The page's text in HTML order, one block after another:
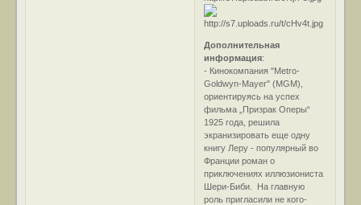
Дополнительная
информация:
- Кинокомпания "Metro-
Goldwyn-Mayer" (MGM),
ориентируясь на успех
фильма „Призрак Оперы“
1925 года, решила
экранизировать еще одну
книгу Леру - популярный во
Франции роман о
приключениях иллюзиониста
Шери-Биби. На главную
роль пригласили не кого-